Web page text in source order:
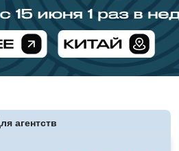
агентств